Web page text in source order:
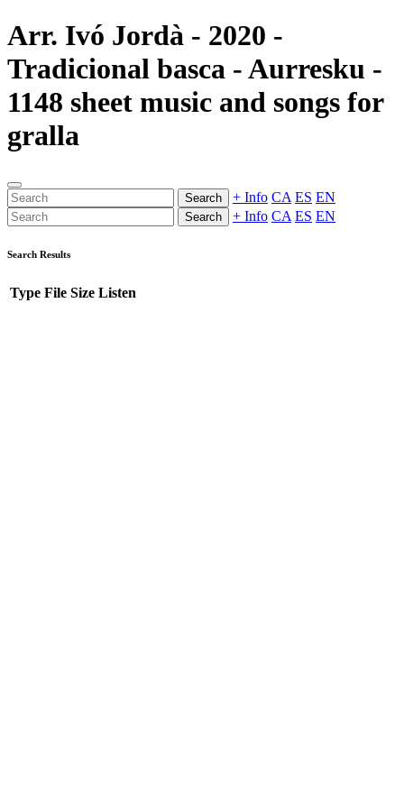
Arr. Ivó Jordà - 2020 -
Tradicional basca - Aurresku -
1148 sheet music and songs for
gralla
Search + Info CA ES EN
Search + Info CA ES EN
Search Results
Type File Size Listen